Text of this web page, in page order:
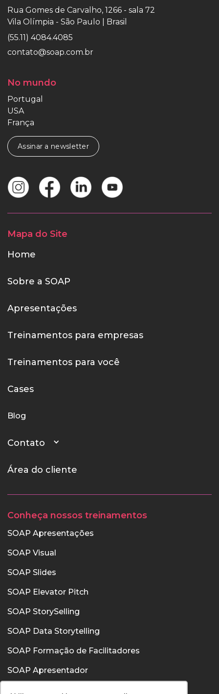
Rua Gomes de Carvalho, 1266 - sala 72
Vila Olímpia - São Paulo | Brasil
(55.11) 4084.4085
contato@soap.com.br
No mundo
Portugal
USA
França
Assinar a newsletter
Mapa do Site
Home
Sobre a SOAP
Apresentações
Treinamentos para empresas
Treinamentos para você
Cases
Blog
Contato
Área do cliente
Conheça nossos treinamentos
SOAP Apresentações
SOAP Visual
SOAP Slides
SOAP Elevator Pitch
SOAP StorySelling
SOAP Data Storytelling
SOAP Formação de Facilitadores
SOAP Apresentador